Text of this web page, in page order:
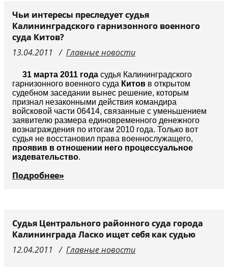
Чьи интересы преследует судья
Калининградского гарнизонного военного
суда Китов?
13.04.2011
Главные новости
31 марта 2011 года судья Калининградского
гарнизонного военного суда Китов в открытом
судебном заседании вынес решение, которым
признал незаконными действия командира
войсковой части 06414, связанные с уменьшением
заявителю размера единовременного денежного
вознаграждения по итогам 2010 года. Только вот
судья не восстановил права военнослужащего,
проявив в отношении него процессуальное
издевательство.
Подробнее»
Судья Центрального районного суда города
Калининграда Ласко ищет себя как судью
12.04.2011
Главные новости